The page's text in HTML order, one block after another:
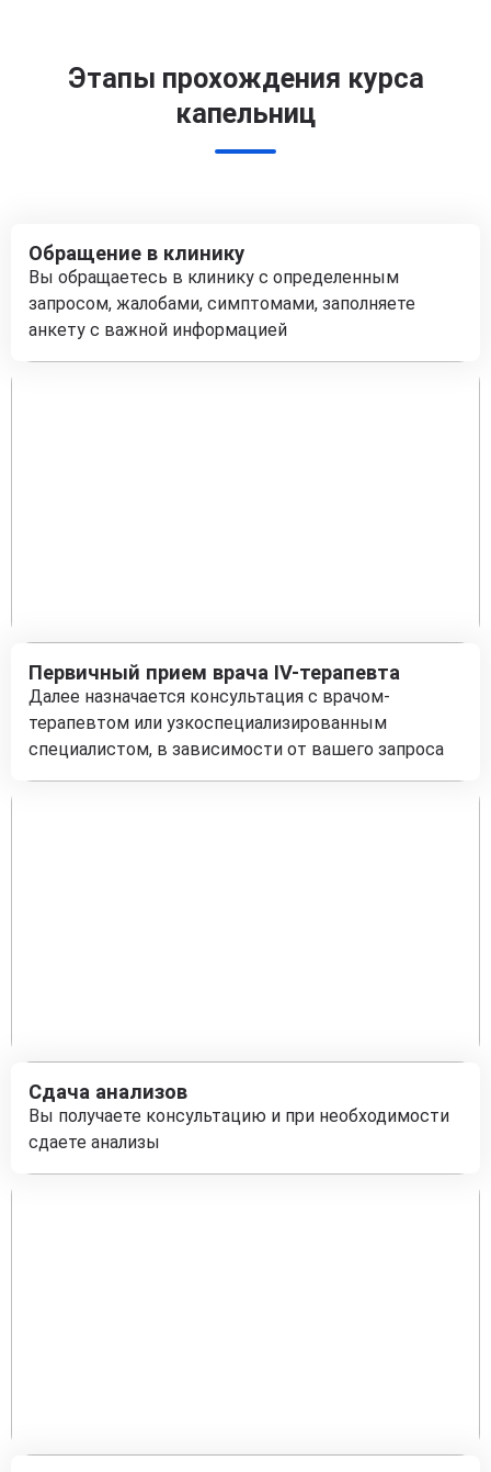
Этапы прохождения курса
капельниц
Обращение в клинику
Вы обращаетесь в клинику с определенным
запросом, жалобами, симптомами, заполняете
анкету с важной информацией
Первичный прием врача IV-терапевта
Далее назначается консультация с врачом-
терапевтом или узкоспециализированным
специалистом, в зависимости от вашего запроса
Сдача анализов
Вы получаете консультацию и при необходимости
сдаете анализы